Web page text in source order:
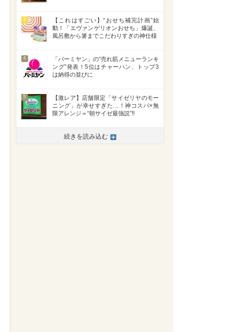
3
【これはすごい】“おせち補完計画”始
動！「エヴァンゲリオンおせち」爆誕、
風呂敷から箸までこだわりすぎの神仕様
4
「バーミヤン」の“売れ筋メニューランキ
ング”発表！5位はチャーハン、トップ3
は納得の並びに
5
【激レア】店舗限定「サイゼリヤのモー
ニング」が幸せすぎた…！神コスパ×無
限アレンジ＝“朝サイゼ最強説”!!
続きを読み込む